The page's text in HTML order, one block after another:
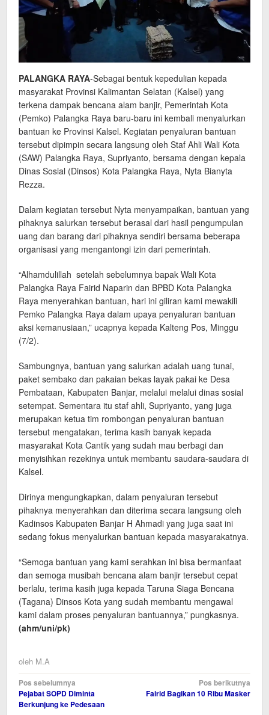
PALANGKA RAYA-Sebagai bentuk kepedulian kepada
masyarakat Provinsi Kalimantan Selatan (Kalsel) yang
terkena dampak bencana alam banjir, Pemerintah Kota
(Pemko) Palangka Raya baru-baru ini kembali menyalurkan
bantuan ke Provinsi Kalsel. Kegiatan penyaluran bantuan
tersebut dipimpin secara langsung oleh Staf Ahli Wali Kota
(SAW) Palangka Raya, Supriyanto, bersama dengan kepala
Dinas Sosial (Dinsos) Kota Palangka Raya, Nyta Bianyta
Rezza.
Dalam kegiatan tersebut Nyta menyampaikan, bantuan yang
pihaknya salurkan tersebut berasal dari hasil pengumpulan
uang dan barang dari pihaknya sendiri bersama beberapa
organisasi yang mengantongi izin dari pemerintah.
“Alhamdulillah setelah sebelumnya bapak Wali Kota
Palangka Raya Fairid Naparin dan BPBD Kota Palangka
Raya menyerahkan bantuan, hari ini giliran kami mewakili
Pemko Palangka Raya dalam upaya penyaluran bantuan
aksi kemanusiaan,” ucapnya kepada Kalteng Pos, Minggu
(7/2).
Sambungnya, bantuan yang salurkan adalah uang tunai,
paket sembako dan pakaian bekas layak pakai ke Desa
Pembataan, Kabupaten Banjar, melalui melalui dinas sosial
setempat. Sementara itu staf ahli, Supriyanto, yang juga
merupakan ketua tim rombongan penyaluran bantuan
tersebut mengatakan, terima kasih banyak kepada
masyarakat Kota Cantik yang sudah mau berbagi dan
menyisihkan rezekinya untuk membantu saudara-saudara di
Kalsel.
Dirinya mengungkapkan, dalam penyaluran tersebut
pihaknya menyerahkan dan diterima secara langsung oleh
Kadinsos Kabupaten Banjar H Ahmadi yang juga saat ini
sedang fokus menyalurkan bantuan kepada masyarakatnya.
“Semoga bantuan yang kami serahkan ini bisa bermanfaat
dan semoga musibah bencana alam banjir tersebut cepat
berlalu, terima kasih juga kepada Taruna Siaga Bencana
(Tagana) Dinsos Kota yang sudah membantu mengawal
kami dalam proses penyaluran bantuannya,” pungkasnya.
(ahm/uni/pk)
oleh M.A
Navigasi
pos
Pos sebelumnya
Pejabat SOPD Diminta
Berkunjung ke Pedesaan
Pos berikutnya
Fairid Bagikan 10 Ribu Masker